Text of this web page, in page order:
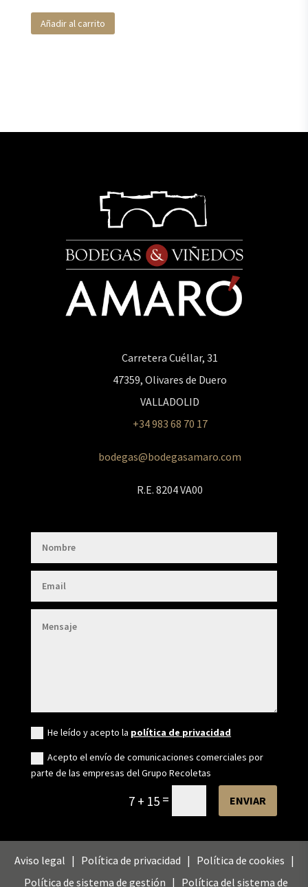
Gestionar el consentimiento de
Para ofrecer las mejores experiencias, utilizamos tecnologías como las cookies
de estas tecnologías nos permitirá procesar datos como el comportamiento de
navegación o las identificaciones únicas en este sitio. No consentir o retirar el
funciones.
Aceptar
Añadir al carrito
Carretera Cuéllar, 31
47359, Olivares de Duero
VALLADOLID
+34 983 68 70 17
bodegas@bodegasamaro.com
R.E. 8204 VA00
He leído y acepto la política de privacidad
Acepto el envío de comunicaciones comerciales por
parte de las empresas del Grupo Recoletas
7 + 15 = ENVIAR
Aviso legal | Política de privacidad | Política de cookies |
Política de sistema de gestión | Política del sistema de